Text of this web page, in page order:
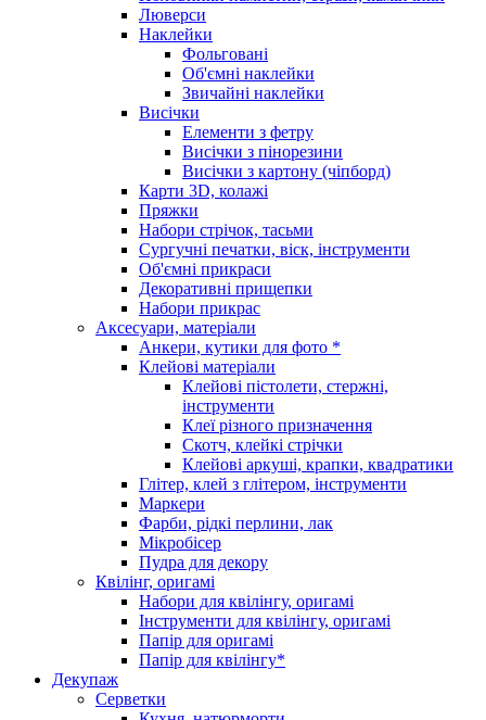
Люверси
Наклейки
Фольговані
Об'ємні наклейки
Звичайні наклейки
Висічки
Елементи з фетру
Висічки з пінорезини
Висічки з картону (чіпборд)
Карти 3D, колажі
Пряжки
Набори стрічок, тасьми
Сургучні печатки, віск, інструменти
Об'ємні прикраси
Декоративні прищепки
Набори прикрас
Аксесуари, матеріали
Анкери, кутики для фото *
Клейові матеріали
Клейові пістолети, стержні,
інструменти
Клеї різного призначення
Скотч, клейкі стрічки
Клейові аркуші, крапки, квадратики
Глітер, клей з глітером, інструменти
Маркери
Фарби, рідкі перлини, лак
Мікробісер
Пудра для декору
Квілінг, оригамі
Набори для квілінгу, оригамі
Інструменти для квілінгу, оригамі
Папір для оригамі
Папір для квілінгу*
Декупаж
Серветки